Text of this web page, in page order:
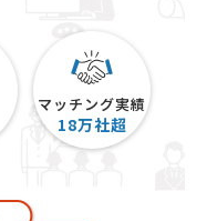
マッチング実績
18万社超